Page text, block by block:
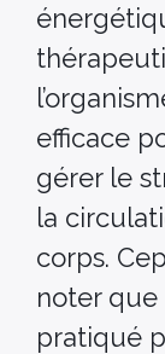
efficace
gérer le
la
corps.
noter
pratiqué